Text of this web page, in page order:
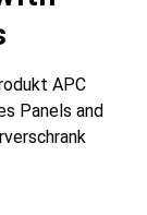
APC
Panels and